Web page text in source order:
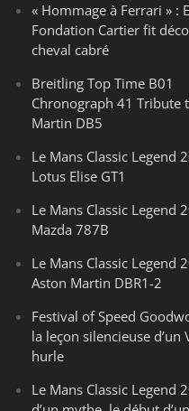
« Hommage à Ferrari » :
Fondation Cartier fit
cheval cabré
Breitling Top Time B01
Chronograph 41 Tribute
Martin DB5
Le Mans Classic Legend
Lotus Elise GT1
Le Mans Classic Legend
Mazda 787B
Le Mans Classic Legend
Aston Martin DBR1-2
Festival of Speed
la leçon silencieuse d’un
hurle
Le Mans Classic Legend